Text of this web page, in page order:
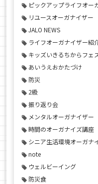
ピックアップライフオー
リユースオーガナイザー
JALO NEWS
ライフオーガナイザー紹
キッズいきるちからフェ
あいうえおかたづけ
防災
2級
振り返り会
メンタルオーガナイザー
時間のオーガナイズ講座
シニア生活環境オーガナ
note
ウェルビーイング
防災食